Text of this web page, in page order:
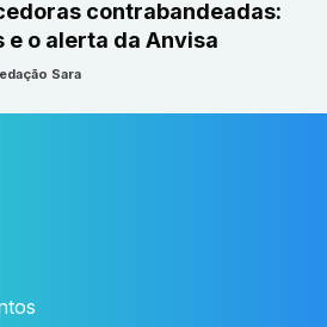
contrabandeadas:
e o alerta da Anvisa
Sara